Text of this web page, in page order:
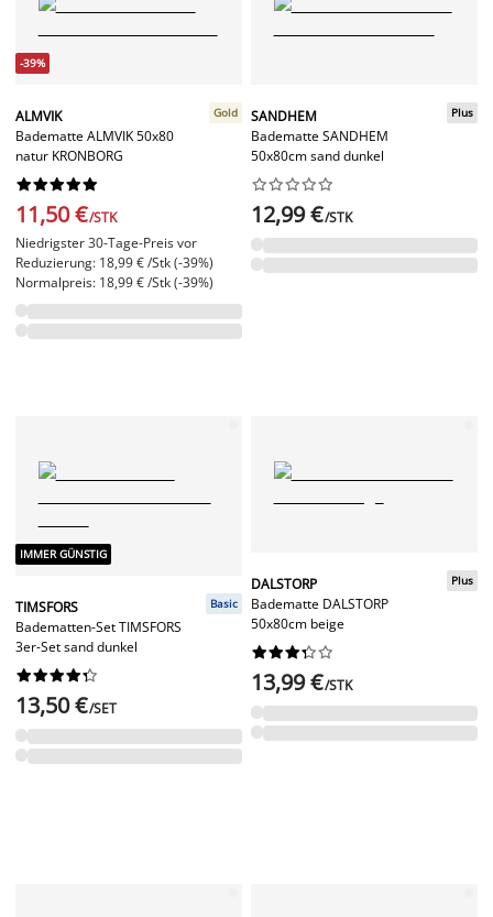
-39%
ALMVIK
Badematte ALMVIK 50x80
natur KRONBORG
Gold






11,50 €/STK
Niedrigster 30-Tage-Preis vor
Reduzierung: 18,99 € /Stk (-39%)
Normalpreis: 18,99 € /Stk (-39%)
SANDHEM
Badematte SANDHEM
50x80cm sand dunkel
Plus






12,99 €/STK
IMMER GÜNSTIG
TIMSFORS
Badematten-Set TIMSFORS
3er-Set sand dunkel
Basic






13,50 €/SET
DALSTORP
Badematte DALSTORP
50x80cm beige
Plus






13,99 €/STK